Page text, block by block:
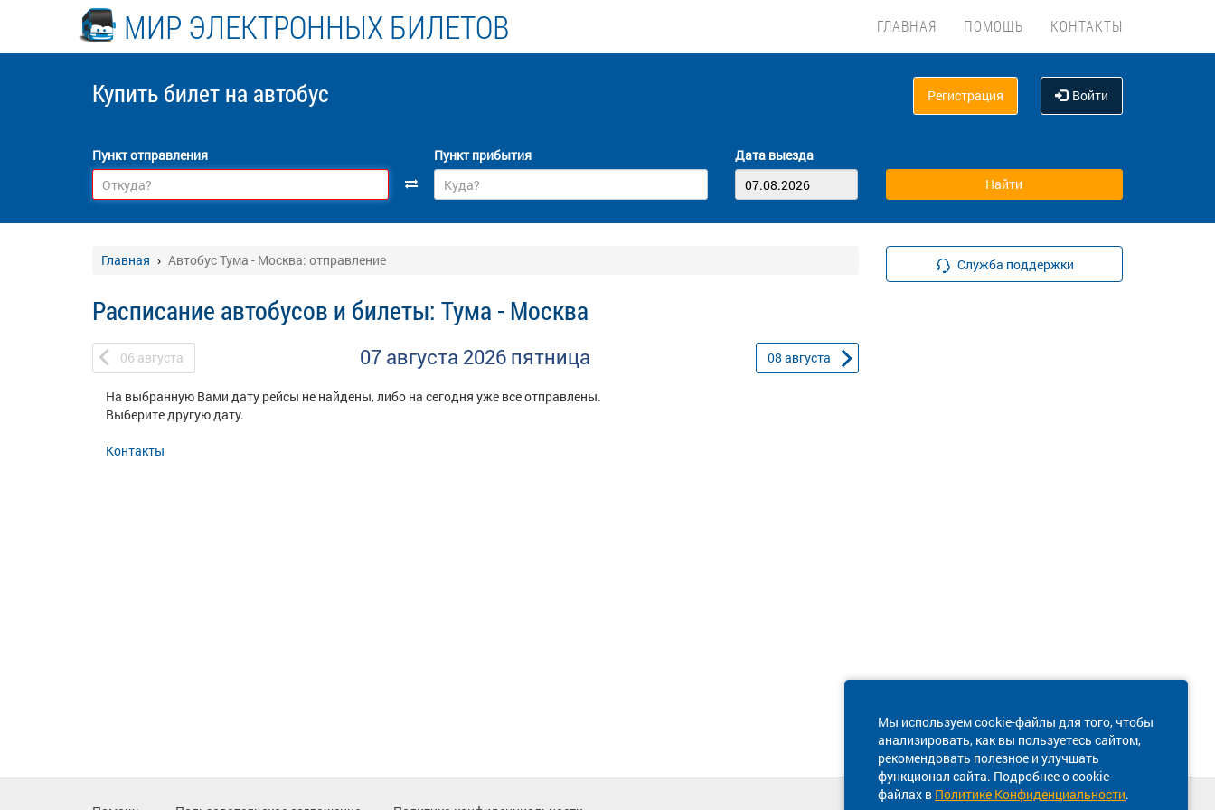
МИР ЭЛЕКТРОННЫХ БИЛЕТОВ ГЛАВНАЯ ПОМОЩЬ КОНТАКТЫ
Купить билет на автобус Регистрация Войти
Пункт отправления Пункт прибытия Дата выезда
Главная Автобус Тума - Москва: отправление
Расписание автобусов и билеты: Тума - Москва
06 августа 07 августа 2026 пятница 08 августа
На выбранную Вами дату рейсы не найдены, либо на сегодня уже все отправлены.
Выберите другую дату.
Контакты
Служба поддержки
Мы используем cookie-файлы для того, чтобы
анализировать, как вы пользуетесь сайтом,
рекомендовать полезное и улучшать
функционал сайта. Подробнее о cookie-
файлах в Политике Конфиденциальности.